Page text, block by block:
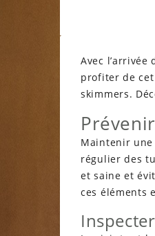
Avec
profiter de
skimmers.
Maintenir une
régulier des
et saine et
ces éléments